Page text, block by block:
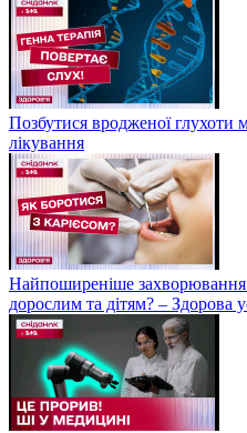
Позбутися вродженої
лікування
Найпоширеніше захворювання
дорослим та дітям? – Здорова